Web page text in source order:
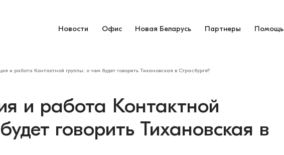
Новости Офис Новая Беларусь Партнеры Помощь
и работа Контактной группы: о чем будет говорить Тихановская в Страсбурге?
и работа Контактной
говорить Тихановская в